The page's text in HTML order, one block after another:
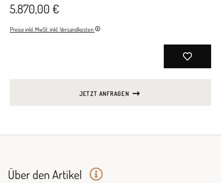
5.870,00 €
Preise inkl. MwSt. inkl. Versandkosten
JETZT ANFRAGEN
Über den Artikel